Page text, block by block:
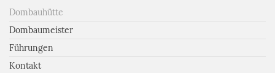
Dombauhütte
Dombaumeister
Führungen
Kontakt